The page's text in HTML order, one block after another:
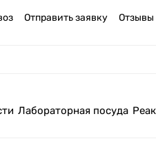
Отправить заявку Отзывы
Лабораторная посуда